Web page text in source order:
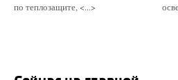
по теплозащите, <...>